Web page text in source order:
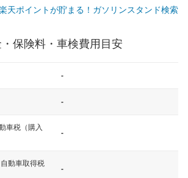
天ポイントが貯まる！ガソリンスタンド検索
保険料・車検費用目安
-
-
車税（購入
-
動車取得税
-